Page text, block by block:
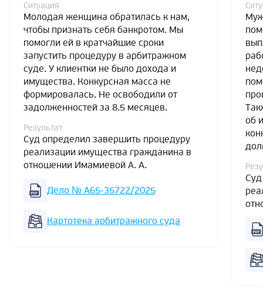
Ситуация
Молодая женщина обратилась к нам,
чтобы признать себя банкротом. Мы
помогли ей в кратчайшие сроки
запустить процедуру в арбитражном
суде. У клиентки не было дохода и
имущества. Конкурсная масса не
формировалась. Не освободили от
задолженностей за 8.5 месяцев.
Результат
Суд определил завершить процедуру
реализации имущества гражданина в
отношении Имамиевой А. А.
Дело № А65-35722/2025
Картотека арбитражного суда
об